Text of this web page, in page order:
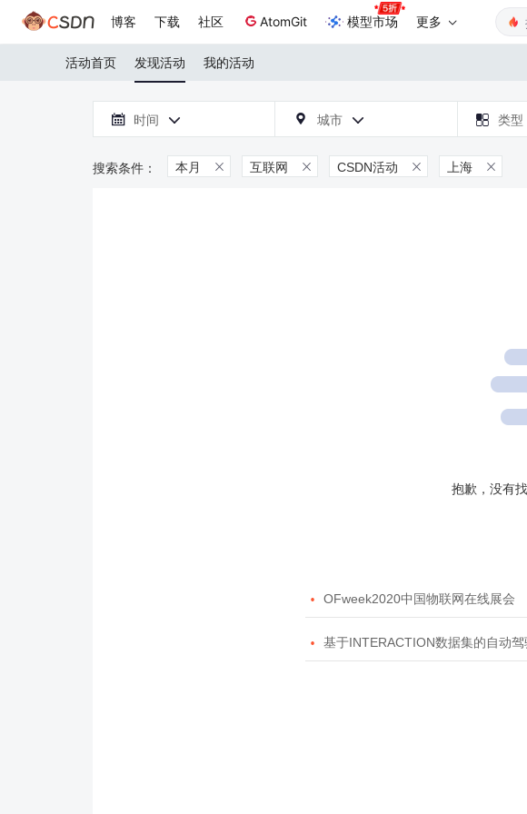
博客 下载 社区 AtomGit 模型市场 更多
活动首页 发现活动 我的活动
 时间   城市   类型
本月  互联网  CSDN活动  上海 
抱歉，没有
 OFweek2020中国物联网在线展会
 基于INTERACTION数据集的自动驾驶预测模